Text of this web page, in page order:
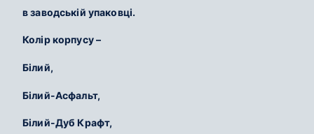
в заводській упаковці.
Колір корпусу –
Білий,
Білий-Асфальт,
Білий-Дуб Крафт,